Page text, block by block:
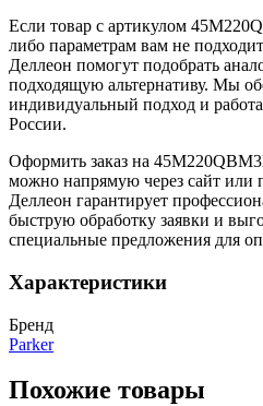
Если товар с артикулом
либо параметрам вам не
Деллеон помогут подобрать
подходящую альтернативу. Мы
индивидуальный подход и
России.
Оформить заказ на
можно напрямую через сайт или
Деллеон гарантирует
быструю обработку заявки и
специальные предложения для
Характеристики
Бренд
Parker
Похожие товары